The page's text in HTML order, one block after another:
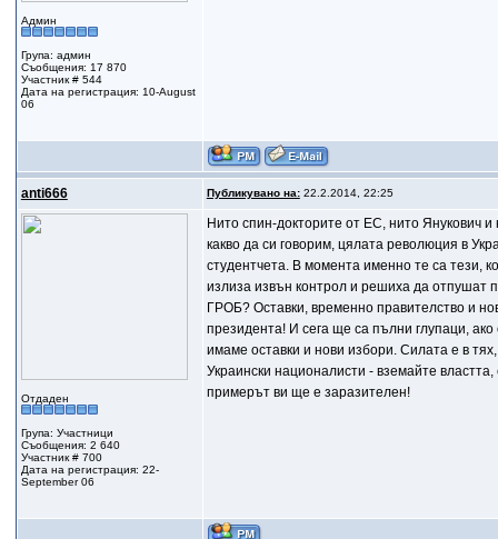
Админ
Група: админ
Съобщения: 17 870
Участник # 544
Дата на регистрация: 10-August
06
anti666 Публикувано на:22.2.2014, 22:25
Отдаден
Група: Участници
Съобщения: 2 640
Участник # 700
Дата на регистрация: 22-
September 06
Нито спин-докторите от ЕС, нито Янукович
какво да си говорим, цялата революция в
студентчета. В момента именно те са тези,
излиза извън контрол и решиха да отпушат
ГРОБ? Оставки, временно правителство и
президента! И сега ще са пълни глупаци,
имаме оставки и нови избори. Силата е в
Украински националисти - вземайте
примерът ви ще е заразителен!